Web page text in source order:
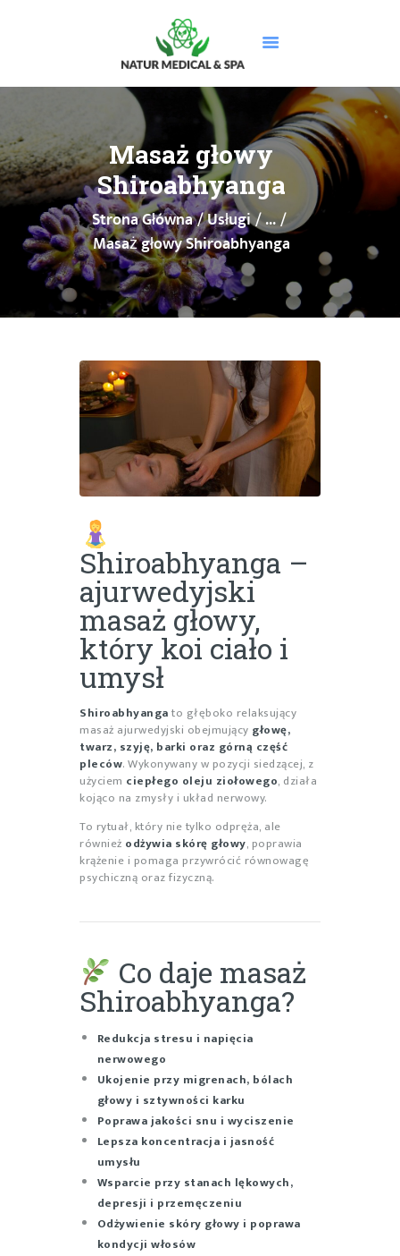
Masaż głowy
Shiroabhyanga
Strona Główna Usługi ...
Masaż głowy Shiroabhyanga
STRONA GŁÓWNA
O NAS
USŁUGI
MASAŻE
CENNIK
PROMOCJE
DOLEGLIWOŚCI
GALERIA
BOOKSY
Shiroabhyanga –
ajurwedyjski
masaż głowy,
który koi ciało i
umysł
Shiroabhyangato głęboko relaksujący
masaż ajurwedyjski obejmujący głowę,
twarz, szyję, barki oraz górną część
pleców. Wykonywany w pozycji siedzącej, z
użyciem ciepłego oleju ziołowego, działa
kojąco na zmysły i układ nerwowy.
To rytuał, który nie tylko odpręża, ale
również odżywia skórę głowy, poprawia
krążenie i pomaga przywrócić równowagę
psychiczną oraz fizyczną.
Co daje masaż
Shiroabhyanga?
Redukcja stresu i napięcia
nerwowego
Ukojenie przy migrenach, bólach
głowy i sztywności karku
Poprawa jakości snu i wyciszenie
Lepsza koncentracja i jasność
umysłu
Wsparcie przy stanach lękowych,
depresji i przemęczeniu
Odżywienie skóry głowy i poprawa
kondycji włosów